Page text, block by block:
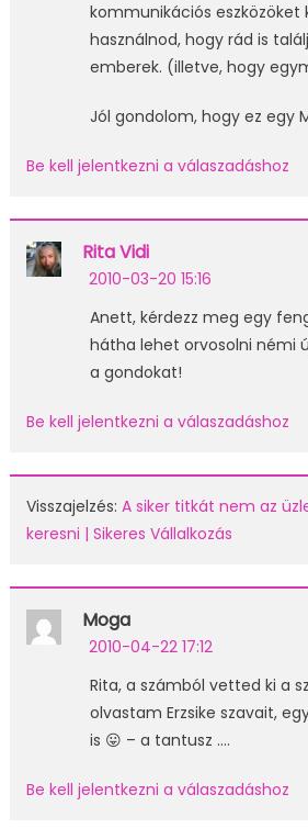
kommunikációs eszközöket
használnod, hogy rád is
emberek. (illetve, hogy
Jól gondolom, hogy ez egy
Be kell jelentkezni a válaszadáshoz
Rita Vidi
2010-03-20 15:16
Anett, kérdezz meg egy
hátha lehet orvosolni némi
a gondokat!
Be kell jelentkezni a válaszadáshoz
Visszajelzés: A siker titkát nem az
keresni | Sikeres Vállalkozás
Moga
2010-04-22 17:12
Rita, a számból vetted ki a
olvastam Erzsike szavait,
is 😛 – a tantusz ….
Be kell jelentkezni a válaszadáshoz